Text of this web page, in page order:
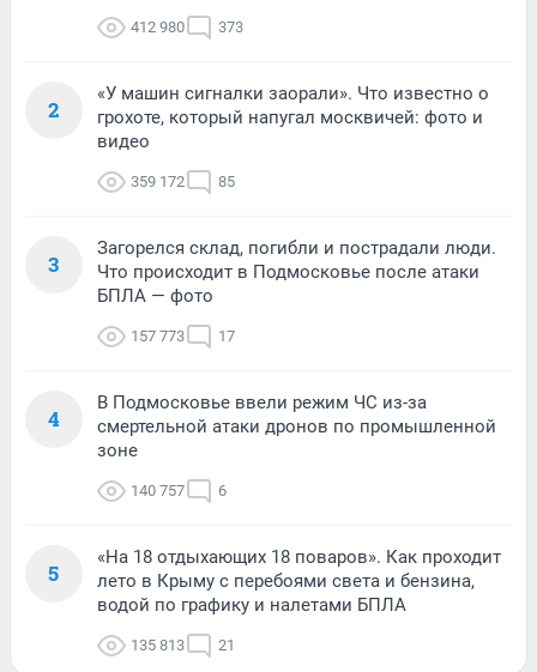
412 980 373
2
«У машин сигналки заорали». Что известно о
грохоте, который напугал москвичей: фото и
видео
359 172 85
3
Загорелся склад, погибли и пострадали люди.
Что происходит в Подмосковье после атаки
БПЛА — фото
157 773 17
4
В Подмосковье ввели режим ЧС из-за
смертельной атаки дронов по промышленной
зоне
140 757 6
5
«На 18 отдыхающих 18 поваров». Как проходит
лето в Крыму с перебоями света и бензина,
водой по графику и налетами БПЛА
135 813 21